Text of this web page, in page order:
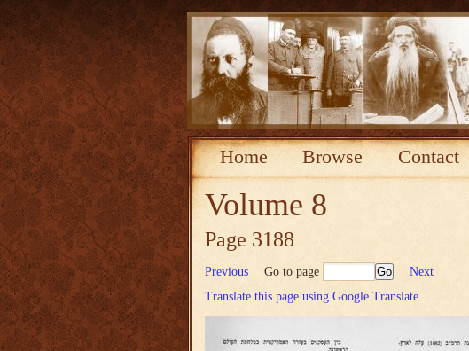
Home Browse Contact
Volume 8
Page 3188
Previous Go to page
Next
Translate this page using Google Translate